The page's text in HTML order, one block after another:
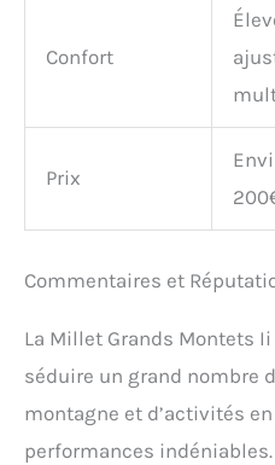
Confort
Prix
Commentaires et
La Millet Grands Montets
séduire un grand nombre
montagne et d’activités
performances